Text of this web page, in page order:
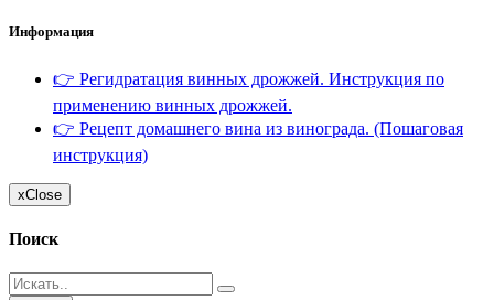
Информация
👉 Регидратация винных дрожжей. Инструкция по
применению винных дрожжей.
👉 Рецепт домашнего вина из винограда. (Пошаговая
инструкция)
xClose
Поиск